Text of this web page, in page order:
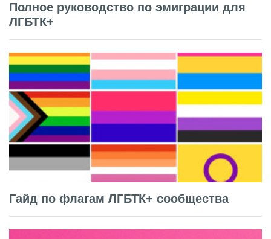
Полное руководство по эмиграции для
ЛГБТК+
Гайд по флагам ЛГБТК+ сообщества